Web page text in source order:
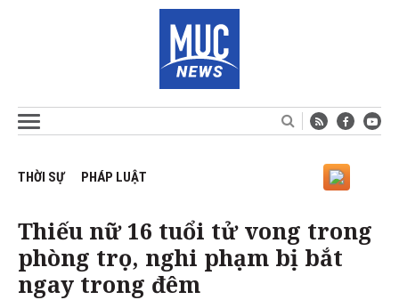
THỜI SỰ PHÁP LUẬT
Thiếu nữ 16 tuổi tử vong trong
phòng trọ, nghi phạm bị bắt
ngay trong đêm